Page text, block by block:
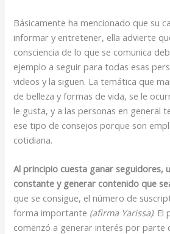
Básicamente ha mencionado que su
informar y entretener, ella advierte
consciencia de lo que se comunica
ejemplo a seguir para todas esas
videos y la siguen. La temática que
de belleza y formas de vida, se le
le gusta, y a las personas en general
ese tipo de consejos porque son
cotidiana.
Al principio cuesta ganar seguidores,
constante y generar contenido que
que se consigue, el número de
forma importante (afirma Yarissa). El
comenzó a generar interés por parte